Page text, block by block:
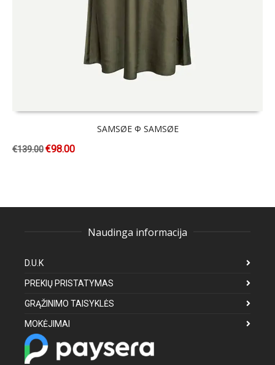
SAMSØE Φ SAMSØE
€139.00€98.00
Naudinga informacija
D.U.K
PREKIŲ PRISTATYMAS
GRĄŽINIMO TAISYKLĖS
MOKĖJIMAI